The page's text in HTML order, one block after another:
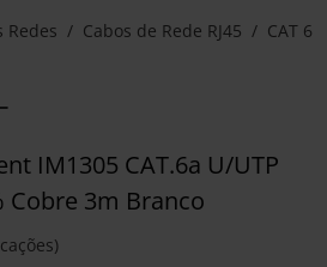
Redes Cabos de Rede RJ45 CAT 6
IM1305 CAT.6a U/UTP
Cobre 3m Branco